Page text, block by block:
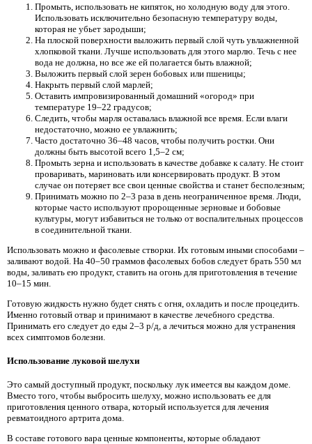
Промыть, использовать не кипяток, но холодную воду для этого.
Использовать исключительно безопасную температуру воды,
которая не убьет зародыши;
На плоской поверхности выложить первый слой чуть увлажненной
хлопковой ткани. Лучше использовать для этого марлю. Течь с нее
вода не должна, но все же ей полагается быть влажной;
Выложить первый слой зерен бобовых или пшеницы;
Накрыть первый слой марлей;
Оставить импровизированный домашний «огород» при
температуре 19–22 градусов;
Следить, чтобы марля оставалась влажной все время. Если влаги
недостаточно, можно ее увлажнить;
Часто достаточно 36–48 часов, чтобы получить ростки. Они
должны быть высотой всего 1,5–2 см;
Промыть зерна и использовать в качестве добавке к салату. Не стоит
проваривать, мариновать или консервировать продукт. В этом
случае он потеряет все свои ценные свойства и станет бесполезным;
Принимать можно по 2–3 раза в день неограниченное время. Люди,
которые часто используют пророщенные зерновые и бобовые
культуры, могут избавиться не только от воспалительных процессов
в соединительной ткани.
Использовать можно и фасолевые створки. Их готовым иными способами –
заливают водой. На 40–50 граммов фасолевых бобов следует брать 550 мл
воды, заливать ею продукт, ставить на огонь для приготовления в течение
10–15 мин.
Готовую жидкость нужно будет снять с огня, охладить и после процедить.
Именно готовый отвар и принимают в качестве лечебного средства.
Принимать его следует до еды 2–3 р/д, а лечиться можно для устранения
всех симптомов болезни.
Использование луковой шелухи
Это самый доступный продукт, поскольку лук имеется вы каждом доме.
Вместо того, чтобы выбросить шелуху, можно использовать ее для
приготовления ценного отвара, который используется для лечения
ревматоидного артрита дома.
В составе готового вара ценные компоненты, которые обладают